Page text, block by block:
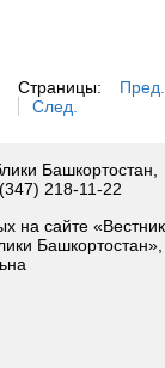
Страницы:
Пред.
След.
Башкортостан,
218-11-22
на сайте «Вестник
Башкортостан»,